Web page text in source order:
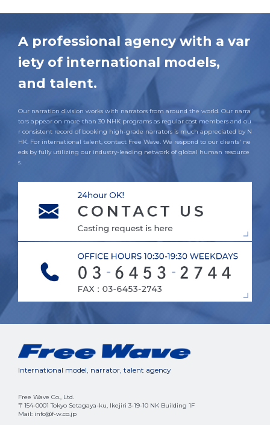
A professional agency with a var
iety of international models,
and talent.
Our narration division works with narrators from around the world. Our narra
tors appear on more than 30 NHK programs as regular cast members and ou
r consistent record of booking high-grade narrators is much appreciated by N
HK. For international talent, contact Free Wave. We respond to our clients' ne
eds by fully utilizing our industry-leading network of global human resource
s.
International model, narrator, talent agency
Free Wave Co., Ltd.
〒154-0001 Tokyo Setagaya-ku, Ikejiri 3-19-10 NK Building 1F
Mail: info@f-w.co.jp